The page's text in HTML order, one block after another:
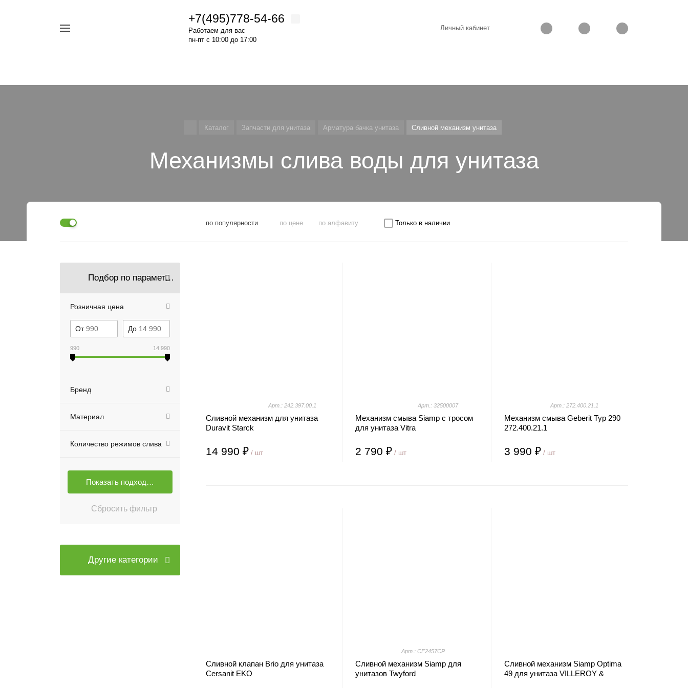
+7(495)778-54-66
Работаем для вас
пн-пт с 10:00 до 17:00
Личный кабинет
Каталог Запчасти для унитаза Арматура бачка унитаза Сливной механизм унитаза
Механизмы слива воды для унитаза
по популярности по цене по алфавиту Только в наличии
Подбор по параметрам
Розничная цена
От До
990 14 990
Бренд
Материал
Количество режимов слива
Другие категории
Арт.: 242.397.00.1
Сливной механизм для унитаза
Duravit Starck
14 990 ₽ / шт
Арт.: 32500007
Механизм смыва Siamp с тросом
для унитаза Vitra
2 790 ₽/ шт
Арт.: 272.400.21.1
Механизм смыва Geberit Typ 290
272.400.21.1
3 990 ₽ / шт
Сливной клапан Brio для унитаза
Cersanit EKO
Арт.: CF2457CP
Сливной механизм Siamp для
унитазов Twyford
Сливной механизм Siamp Optima
49 для унитаза VILLEROY &